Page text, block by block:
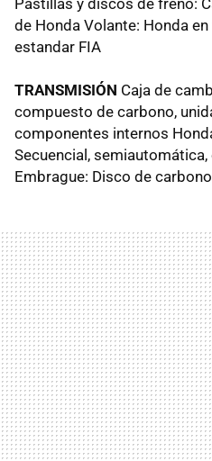
Pastillas y discos de freno:
de Honda Volante: Honda
estandar FIA
TRANSMISIÓN Caja de
compuesto de carbono,
componentes internos
Secuencial,
Embrague: Disco de carbono